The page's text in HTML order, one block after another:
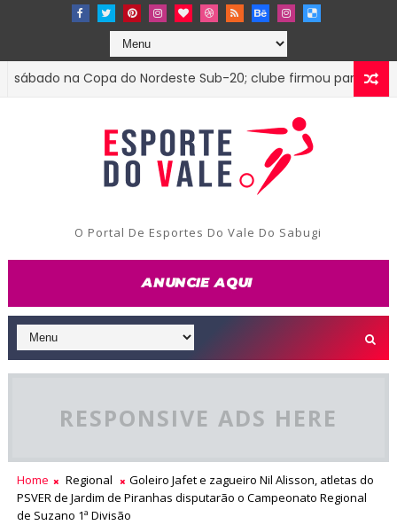
na Copa do Nordeste Sub-20; clube firmou parceria com o
O Portal De Esportes Do Vale Do Sabugi
RESPONSIVE ADS HERE
Home Regional
Goleiro Jafet e zagueiro Nil Alisson, atletas do
PSVER de Jardim de Piranhas disputarão o Campeonato Regional
de Suzano 1ª Divisão